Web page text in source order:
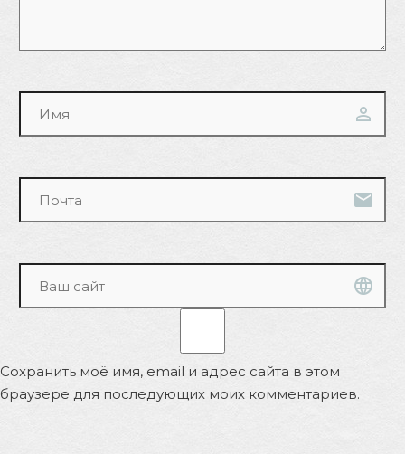
Сохранить моё имя, email и адрес сайта в этом
браузере для последующих моих комментариев.